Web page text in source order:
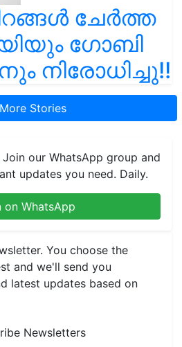
ചേർത്ത
ഗോബി
നിരോധിച്ചു!!
More Stories
our WhatsApp group and
updates you need. Daily.
on WhatsApp
You choose the
and we'll send you
latest updates based on
Newsletters